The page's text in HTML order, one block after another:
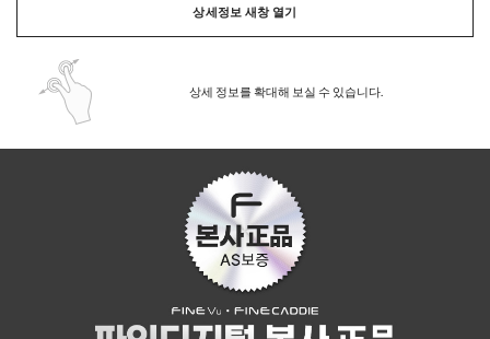
상세정보 새창 열기
상세 정보를 확대해 보실 수 있습니다.